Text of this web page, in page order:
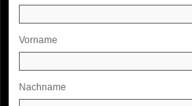
Vorname
Nachname